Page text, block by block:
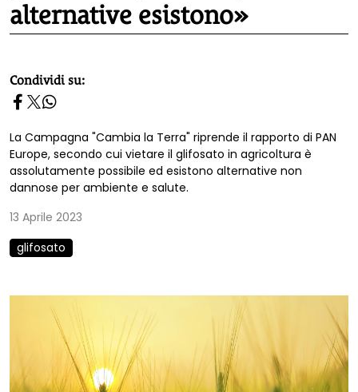
alternative esistono»
homepage h2
Condividi su:
La Campagna "Cambia la Terra" riprende il rapporto di PAN
Europe, secondo cui vietare il glifosato in agricoltura è
assolutamente possibile ed esistono alternative non
dannose per ambiente e salute.
13 Aprile 2023
glifosato